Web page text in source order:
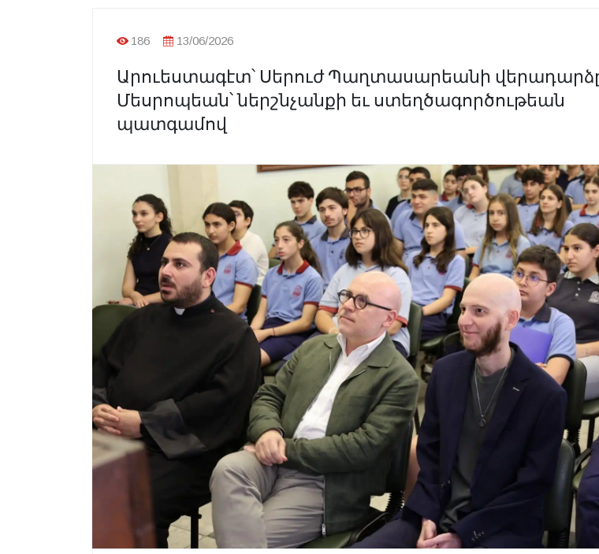
186 13/06/2026
Արուեստագէտ՝ Սերուժ Պաղտասարեանի
Մեսրոպեան՝ ներշնչանքի եւ ստեղծագործութեան
պատգամով